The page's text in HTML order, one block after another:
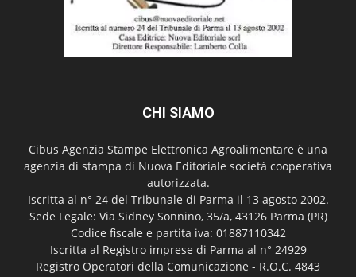
CHI SIAMO
Cibus Agenzia Stampe Elettronica Agroalimentare è una
agenzia di stampa di Nuova Editoriale società cooperativa
autorizzata.
Iscritta al n° 24 del Tribunale di Parma il 13 agosto 2002.
Sede Legale: Via Sidney Sonnino, 35/a, 43126 Parma (PR)
Codice fiscale e partita iva: 01887110342
Iscritta al Registro imprese di Parma al n° 24929
Registro Operatori della Comunicazione - R.O.C. 4843